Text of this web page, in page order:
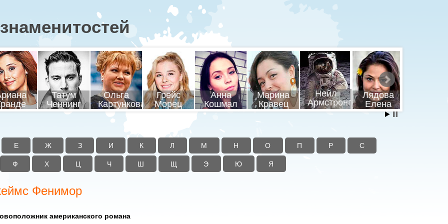
Ванга
Адольф
Гитлер
Гагарин
Юрий
Калашников
Михаил
Ленин
Владимир
Брюс Ли
Пушкин
Александр
Е Ж З И К Л М Н О П Р С
Ф Х Ц Ч Ш Щ Э Ю Я
Фенимор
американского романа